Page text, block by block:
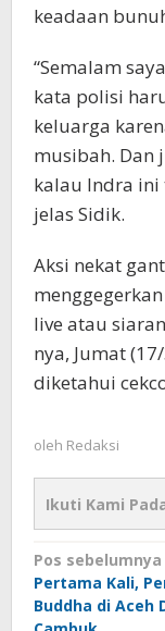
keadaan
“Semalam
kata polisi
keluarga
musibah. Dan
kalau Indra
jelas Sidik.
Aksi nekat
live atau
nya, Jumat
diketahui
oleh Redaksi
Ikuti Kami
Navigasi
pos
Pos sebelumnya
Pertama Kali,
Buddha di Aceh